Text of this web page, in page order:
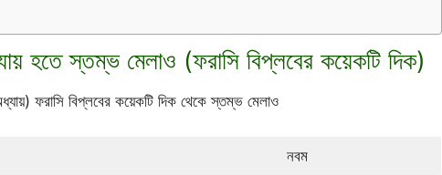
হতে স্তম্ভ মেলাও (ফরাসি বিপ্লবের কয়েকটি দিক)
ফরাসি বিপ্লবের কয়েকটি দিক থেকে স্তম্ভ মেলাও
নবম